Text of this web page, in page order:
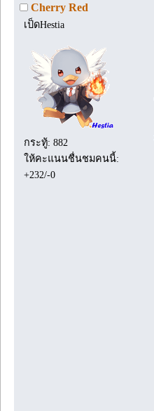
Cherry Red
เป็ดHestia
กระทู้: 882
ให้คะแนนชื่นชมคนนี้:
+232/-0